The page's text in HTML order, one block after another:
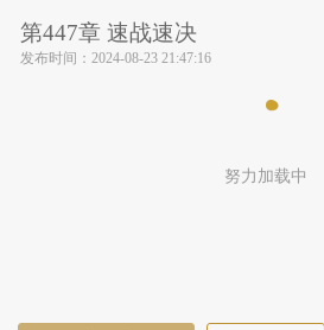
第447章 速战速决
发布时间： 2024-08-23 21:47:16
努力加载中